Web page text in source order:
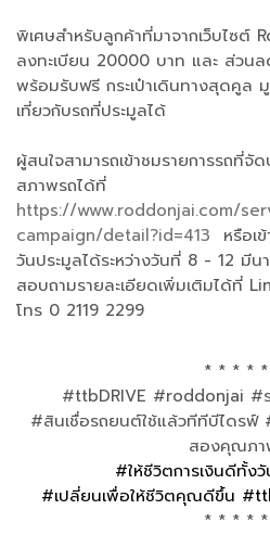
พิเศษสำหรับลูกค้าที่มาจากเว็บไซต์
ลงทะเบียน 20000 บาท และ ส่วนล
พร้อมรับฟรี กระเป๋าเดินทางสุดคูล
เที่ยวกับรถที่ประมูลได้
ผู้สนใจสามารถเข้าชมรายการรถที่จั
สภาพรถได้ที่
https://www.roddonjai.com/
campaign/detail?id=413 หรือเ
วันประมูลได้ระหว่างวันที่ 8 - 12 มี
สอบถามรายละเอียดเพิ่มเติมได้ที่
โทร 0 2119 2299
* * * *
#ttbDRIVE #roddonjai #
#สินเชื่อรถยนต์ใช้แล้วทีทีบีไดร
สองคุณภ
#ให้ชีวิตการเงินดีทั้ง
#เปลี่ยนเพื่อให้ชีวิตคุณดีขึ้น
* * * *